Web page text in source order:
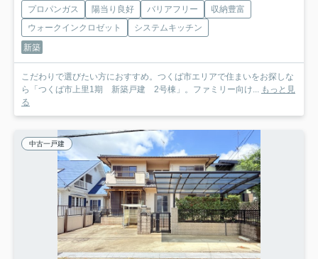
プロパンガス 陽当り良好 バリアフリー
収納豊富
ウォークインクロゼット
システムキッチン
新築
こだわりで選びたい方におすすめ。つくば市エリアで住まいをお探しな
ら「つくば市上里1期 新築戸建 2号棟」。ファミリー向け...
もっと見
る
中古一戸建